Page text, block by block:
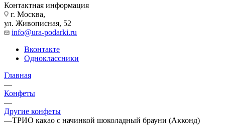
Контактная информация
г. Москва,
ул. Живописная, 52
info@ura-podarki.ru
Вконтакте
Одноклассники
Главная
—
Конфеты
—
Другие конфеты
—ТРИО какао с начинкой шоколадный брауни (Акконд)